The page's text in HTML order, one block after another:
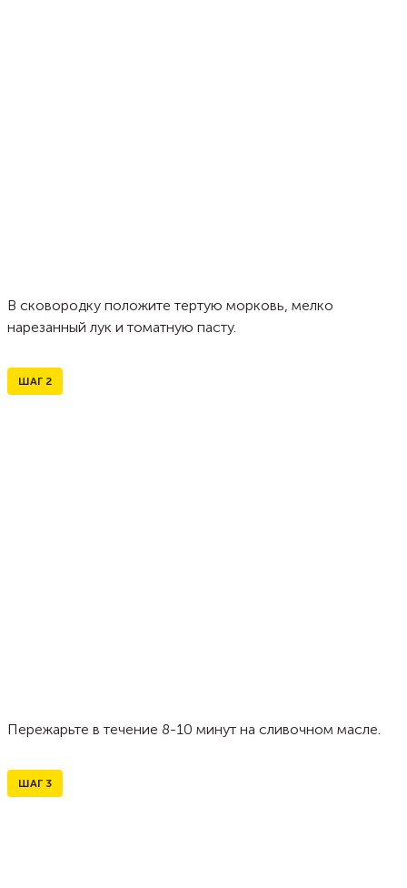
В сковородку положите тертую морковь, мелко
нарезанный лук и томатную пасту.
ШАГ 2
Пережарьте в течение 8-10 минут на сливочном масле.
ШАГ 3